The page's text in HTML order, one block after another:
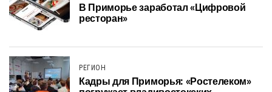
В Приморье заработал «Цифровой
ресторан»
РЕГИОН
Кадры для Приморья: «Ростелеком»